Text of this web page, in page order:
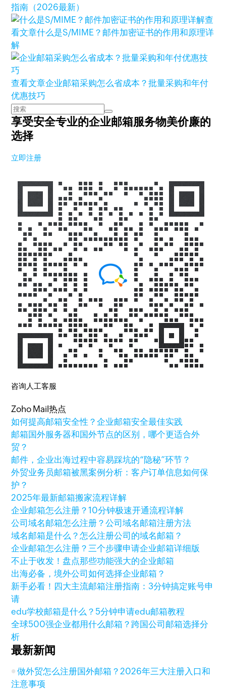
指南（2026最新）
查
看文章什么是S/MIME？邮件加密证书的作用和原理详
解
查看文章企业邮箱采购怎么省成本？批量采购和年付
优惠技巧
享受安全专业的企业邮箱服务物美价廉的
选择
立即注册
咨询人工客服
Zoho Mail热点
如何提高邮箱安全性？企业邮箱安全最佳实践
邮箱国外服务器和国外节点的区别，哪个更适合外
贸？
邮件，企业出海过程中容易踩坑的“隐秘”环节？
外贸业务员邮箱被黑案例分析：客户订单信息如何保
护？
2025年最新邮箱搬家流程详解
企业邮箱怎么注册？10分钟极速开通流程详解
公司域名邮箱怎么注册？公司域名邮箱注册方法
域名邮箱是什么？怎么注册公司的域名邮箱？
企业邮箱怎么注册？三个步骤申请企业邮箱详细版
不止于收发！盘点那些功能强大的企业邮箱
出海必备，境外公司如何选择企业邮箱？
新手必看！四大主流邮箱注册指南：3分钟搞定账号申
请
edu学校邮箱是什么？5分钟申请edu邮箱教程
全球500强企业都用什么邮箱？跨国公司邮箱选择分
析
最新新闻
做外贸怎么注册国外邮箱？2026年三大注册入口和
注意事项